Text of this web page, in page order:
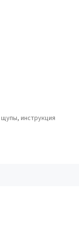
инструкция